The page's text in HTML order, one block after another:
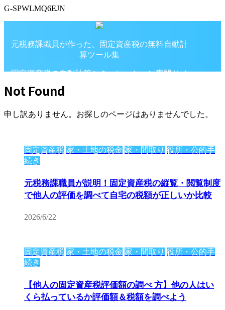
G-SPWLMQ6EJN
元税務課職員が作った、固定資産税の無料自動計
算ツール集
固定資産税の自動計算シミュレーション専門サイ
Not Found
申し訳ありません。お探しのページはありませんでした。
固定資産税 家・土地の税金 家・間取り 役所・公的手
続き
元税務課職員が説明！固定資産税の縦覧・閲覧制度
で他人の評価を調べて自宅の税額が正しいか比較
2026/6/22
固定資産税 家・土地の税金 家・間取り 役所・公的手
続き
【他人の固定資産税評価額の調べ 方】他の人はい
くら払っているか評価額＆税額を調べよう